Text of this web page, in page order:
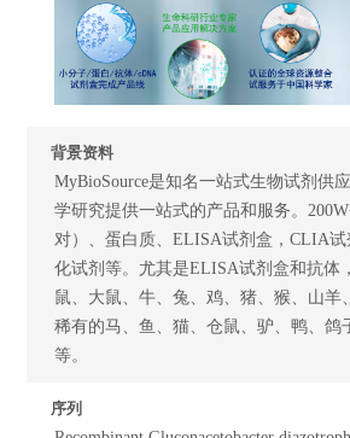
背景资料
MyBioSource是知名一站式生物试剂供
学研究提供一站式的产品和服务。
对）、蛋白质、ELISA试剂盒，CLIA
化试剂等。尤其是ELISA试剂盒和抗体
鼠、大鼠、牛、兔、鸡、猪、猴、山羊
稀有的马、鱼、猫、仓鼠、驴、鸭、鸽
等。
序列